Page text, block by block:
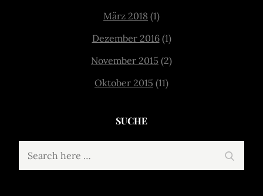
März 2018 (1)
Dezember 2016(1)
November 2015 (2)
Oktober 2015 (11)
SUCHE